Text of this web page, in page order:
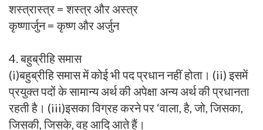
शस्त्रास्त्र = शस्त्र और अस्त्र
कृष्णार्जुन = कृष्ण और अर्जुन
4. बहुब्रीहि समास
(i)बहुब्रीहि समास में कोई भी पद प्रधान नहीं होता। (ii) इसमें
प्रयुक्त पदों के सामान्य अर्थ की अपेक्षा अन्य अर्थ की प्रधानता
रहती है। (iii)इसका विग्रह करने पर ‘वाला, है, जो, जिसका,
जिसकी, जिसके, वह आदि आते हैं।